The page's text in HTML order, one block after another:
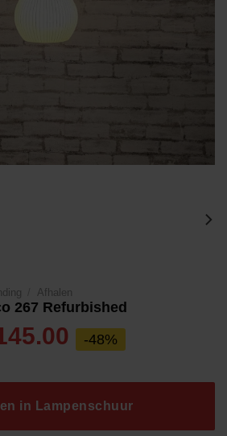
Afhalen
267 Refurbished
Huidige
prijs
is:
€145.00.
-48%
in Lampenschuur